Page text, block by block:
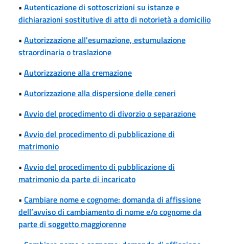
• Autenticazione di sottoscrizioni su istanze e
dichiarazioni sostitutive di atto di notorietà a domicilio
• Autorizzazione all'esumazione, estumulazione
straordinaria o traslazione
• Autorizzazione alla cremazione
• Autorizzazione alla dispersione delle ceneri
• Avvio del procedimento di divorzio o separazione
• Avvio del procedimento di pubblicazione di
matrimonio
• Avvio del procedimento di pubblicazione di
matrimonio da parte di incaricato
• Cambiare nome e cognome: domanda di affissione
dell’avviso di cambiamento di nome e/o cognome da
parte di soggetto maggiorenne